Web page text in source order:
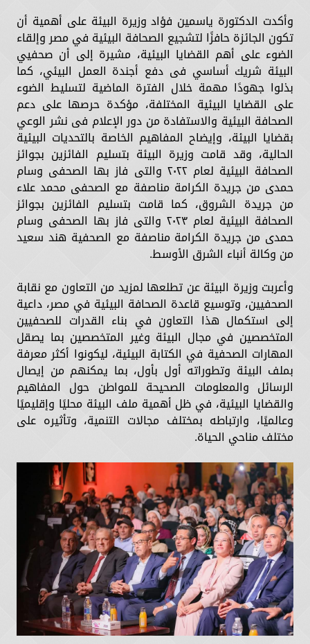
وأكدت الدكتورة ياسمين فؤاد وزيرة البيئة على أهمية أن
تكون الجائزة حافزًا لتشجيع الصحافة البيئية في مصر وإلقاء
الضوء على أهم القضايا البيئية، مشيرة إلى أن صحفيي
البيئة شريك أساسي فى دفع أجندة العمل البيئي، كما
بذلوا جهودًا مهمة خلال الفترة الماضية لتسليط الضوء
على القضايا البيئية المختلفة، مؤكدة حرصها على دعم
الصحافة البيئية والاستفادة من دور الإعلام فى نشر الوعي
بقضايا البيئة، وإيضاح المفاهيم الخاصة بالتحديات البيئية
الحالية، وقد قامت وزيرة البيئة بتسليم الفائزين بجوائز
الصحافة البيئية لعام ٢٠٢٢ والتى فاز بها الصحفى وسام
حمدى من جريدة الكرامة مناصفة مع الصحفى محمد علاء
من جريدة الشروق، كما قامت بتسليم الفائزين بجوائز
الصحافة البيئية لعام ٢٠٢٣ والتى فاز بها الصحفى وسام
حمدى من جريدة الكرامة مناصفة مع الصحفية هند سعيد
من وكالة أنباء الشرق الأوسط.
وأعربت وزيرة البيئة عن تطلعها لمزيد من التعاون مع نقابة
الصحفيين، وتوسيع قاعدة الصحافة البيئية في مصر، داعية
إلى استكمال هذا التعاون في بناء القدرات للصحفيين
المتخصصين في مجال البيئة وغير المتخصصين بما يصقل
المهارات الصحفية في الكتابة البيئية، ليكونوا أكثر معرفة
بملف البيئة وتطوراته أول بأول، بما يمكنهم من إيصال
الرسائل والمعلومات الصحيحة للمواطن حول المفاهيم
والقضايا البيئية، في ظل أهمية ملف البيئة محليًا وإقليميًا
وعالميًا، وارتباطه بمختلف مجالات التنمية، وتأثيره على
مختلف مناحي الحياة.